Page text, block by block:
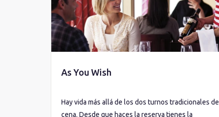
As You Wish
Hay vida más allá de los dos turnos tradicionales de
cena. Desde que haces la reserva tienes la